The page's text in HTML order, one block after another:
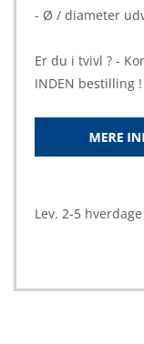
- Ø / diameter
Er du i tvivl ? -
INDEN bestilling !
Lev. 2-5